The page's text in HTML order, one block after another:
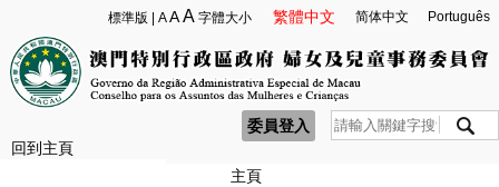
Português
简体中文
繁體中文
標準版 |A A A 字體大小
回到主頁
委員登入
主頁